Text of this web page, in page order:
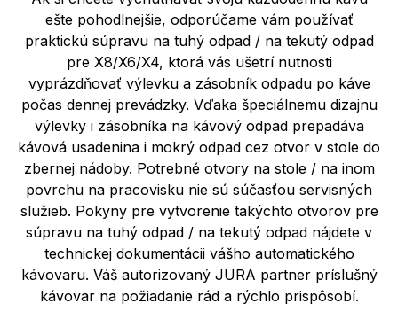
ešte pohodlnejšie, odporúčame vám používať
praktickú súpravu na tuhý odpad / na tekutý odpad
pre X8/X6/X4, ktorá vás ušetrí nutnosti
vyprázdňovať výlevku a zásobník odpadu po káve
počas dennej prevádzky. Vďaka špeciálnemu dizajnu
výlevky i zásobníka na kávový odpad prepadáva
kávová usadenina i mokrý odpad cez otvor v stole do
zbernej nádoby. Potrebné otvory na stole / na inom
povrchu na pracovisku nie sú súčasťou servisných
služieb. Pokyny pre vytvorenie takýchto otvorov pre
súpravu na tuhý odpad / na tekutý odpad nájdete v
technickej dokumentácii vášho automatického
kávovaru. Váš autorizovaný JURA partner príslušný
kávovar na požiadanie rád a rýchlo prispôsobí.